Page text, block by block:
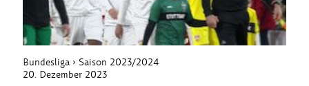
Bundesliga › Saison 2023/2024
20. Dezember 2023